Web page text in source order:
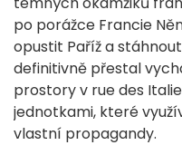
po porážce Francie
opustit Paříž a
definitivně přestal
prostory v rue des
jednotkami, které
vlastní propagandy.